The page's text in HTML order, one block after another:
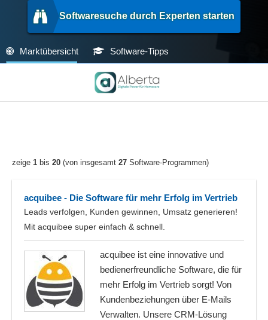
Softwaresuche durch Experten starten
Marktübersicht Software-Tipps
zeige 1 bis 20 (von insgesamt 27 Software-Programmen)
acquibee - Die Software für mehr Erfolg im Vertrieb
Leads verfolgen, Kunden gewinnen, Umsatz generieren!
Mit acquibee super einfach & schnell.
acquibee ist eine innovative und
bedienerfreundliche Software, die für
mehr Erfolg im Vertrieb sorgt! Von
Kundenbeziehungen über E-Mails
Verwalten. Unsere CRM-Lösung